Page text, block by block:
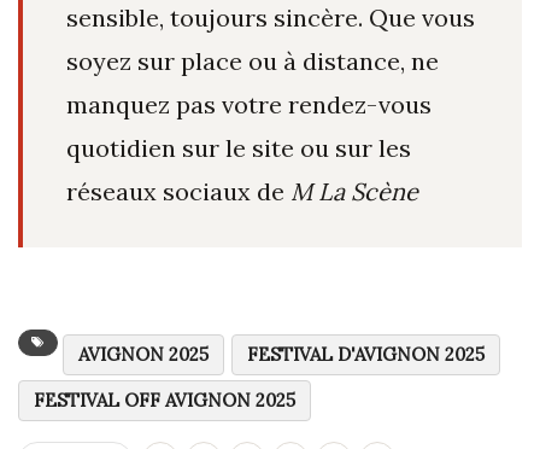
sensible, toujours sincère. Que vous
soyez sur place ou à distance, ne
manquez pas votre rendez-vous
quotidien sur le site ou sur les
réseaux sociaux de M La Scène
AVIGNON 2025
FESTIVAL D'AVIGNON 2025
FESTIVAL OFF AVIGNON 2025